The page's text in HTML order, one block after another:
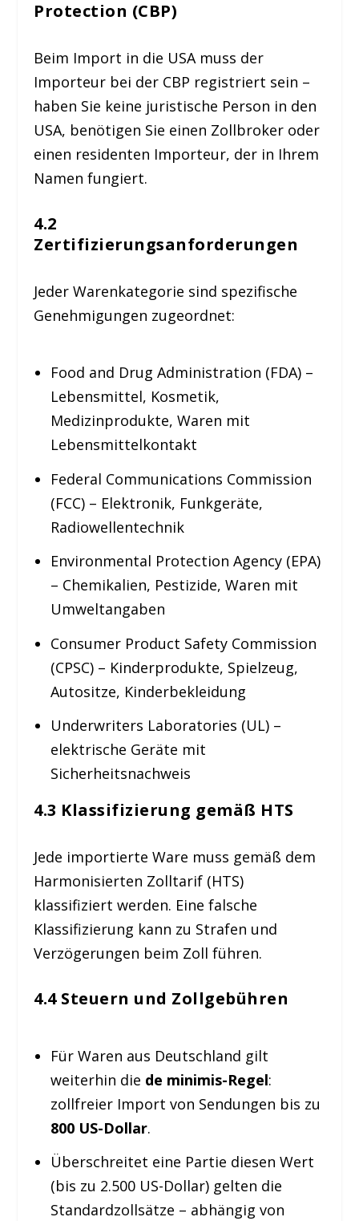
Protection (CBP)
Beim Import in die USA muss der
Importeur bei der CBP registriert sein –
haben Sie keine juristische Person in den
USA, benötigen Sie einen Zollbroker oder
einen residenten Importeur, der in Ihrem
Namen fungiert.
4.2
Zertifizierungsanforderungen
Jeder Waren­kategorie sind spezifische
Genehmigungen zugeordnet:
Food and Drug Administration (FDA) –
Lebensmittel, Kosmetik,
Medizinprodukte, Waren mit
Lebensmittelkontakt
Federal Communications Commission
(FCC) – Elektronik, Funk­geräte,
Radiowellen­technik
Environmental Protection Agency (EPA)
– Chemikalien, Pestizide, Waren mit
Umweltangaben
Consumer Product Safety Commission
(CPSC) – Kinder­produkte, Spielzeug,
Autositze, Kinderbekleidung
Underwriters Laboratories (UL) –
elektrische Geräte mit
Sicherheitsnachweis
4.3 Klassifizierung gemäß HTS
Jede importierte Ware muss gemäß dem
Harmonisierten Zolltarif (HTS)
klassifiziert werden. Eine falsche
Klassifizierung kann zu Strafen und
Verzögerungen beim Zoll führen.
4.4 Steuern und Zollgebühren
Für Waren aus Deutschland gilt
weiterhin die de minimis-Regel:
zollfreier Import von Sendungen bis zu
800 US-Dollar.
Überschreitet eine Partie diesen Wert
(bis zu 2.500 US-Dollar) gelten die
Standardzollsätze – abhängig von